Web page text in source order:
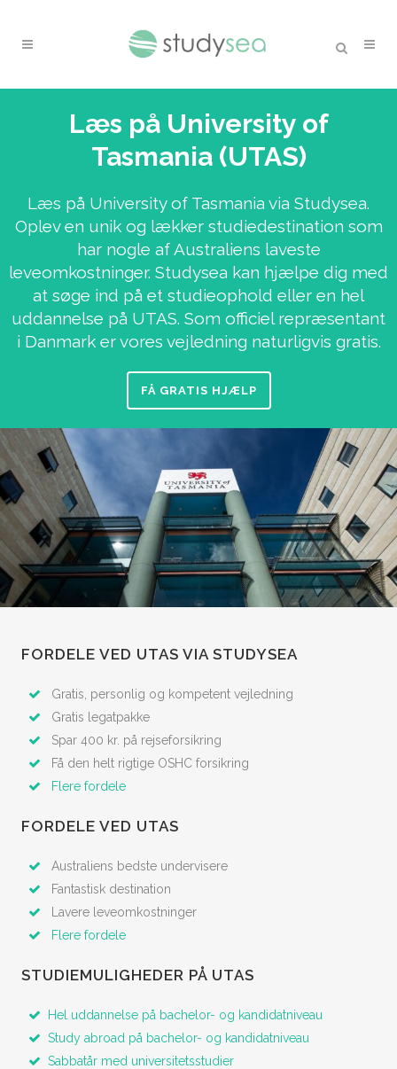
Læs på University of
Tasmania (UTAS)
Læs på University of Tasmania via Studysea.
Oplev en unik og lækker studiedestination som
har nogle af Australiens laveste
leveomkostninger. Studysea kan hjælpe dig med
at søge ind på et studieophold eller en hel
uddannelse på UTAS. Som officiel repræsentant
i Danmark er vores vejledning naturligvis gratis.
FÅ GRATIS HJÆLP
FORDELE VED UTAS VIA STUDYSEA
Gratis, personlig og kompetent vejledning
Gratis legatpakke
Spar 400 kr. på rejseforsikring
Få den helt rigtige OSHC forsikring
Flere fordele
FORDELE VED UTAS
Australiens bedste undervisere
Fantastisk destination
Lavere leveomkostninger
Flere fordele
STUDIEMULIGHEDER PÅ UTAS
Hel uddannelse på bachelor- og kandidatniveau
Study abroad på bachelor- og kandidatniveau
Sabbatår med universitetsstudier